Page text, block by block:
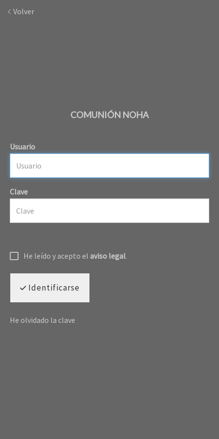
Volver
COMUNIÓN NOHA
Usuario
Clave
He leído y acepto el aviso legal.
Identificarse
He olvidado la clave